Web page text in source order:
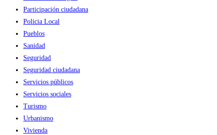
Participación ciudadana
Policia Local
Pueblos
Sanidad
Seguridad
Seguridad ciudadana
Servicios públicos
Servicios sociales
Turismo
Urbanismo
Vivienda